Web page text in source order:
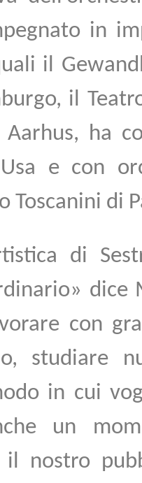
in
il
il
ha
e con
Toscanini di
di
dice
con
studiare
in cui
un
il nostro